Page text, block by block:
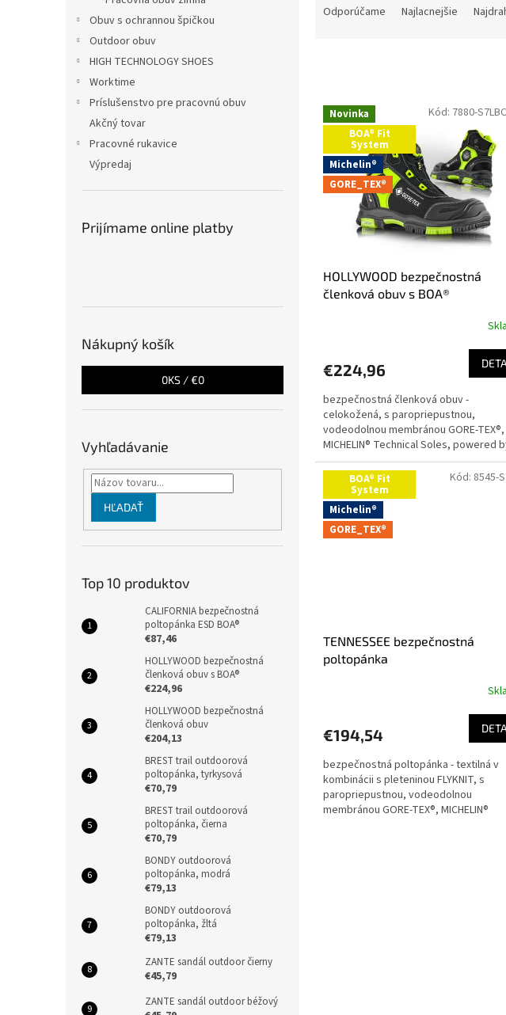
Obuv s ochrannou špičkou
Outdoor obuv
HIGH TECHNOLOGY SHOES
Worktime
Príslušenstvo pre pracovnú obuv
Akčný tovar
Pracovné rukavice
Výpredaj
Prijímame online platby
Nákupný košík
0KS /€0
Vyhľadávanie
HĽADAŤ
Top 10 produktov
CALIFORNIA bezpečnostná
poltopánka ESD BOA®
€87,46
HOLLYWOOD bezpečnostná
členková obuv s BOA®
€224,96
HOLLYWOOD bezpečnostná
členková obuv
€204,13
BREST trail outdoorová
poltopánka, tyrkysová
€70,79
BREST trail outdoorová
poltopánka, čierna
€70,79
BONDY outdoorová
poltopánka, modrá
€79,13
BONDY outdoorová
poltopánka, žltá
€79,13
ZANTE sandál outdoor čierny
€45,79
ZANTE sandál outdoor béžový
Odporúčame Najlacnejšie
V
p
Novinka
BOA® Fit
System
Michelin®
GORE_TEX®
HOLLYWOOD bezpečnostná
členková obuv s BOA®
€224,96
bezpečnostná členková obuv -
celokožená, s paropriepustnou,
vodeodolnou membránou GORE-TEX®,
MICHELIN® Technical Soles, powered
BOA® Fit SystemVážení
sme...
Kód: 7880-
BOA® Fit
System
Michelin®
GORE_TEX®
TENNESSEE bezpečnostná
poltopánka
€194,54
bezpečnostná poltopánka - textilná v
kombinácii s pleteninou FLYKNIT, s
paropriepustnou, vodeodolnou
membránou GORE-TEX®, MICHELIN®
Kód: 8545-